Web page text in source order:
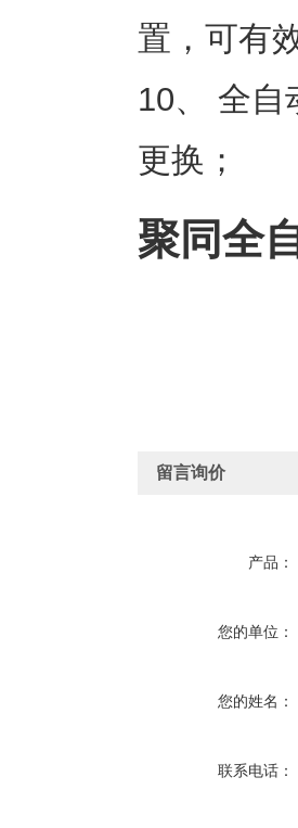
置，可有
10、 全自
更换；
聚同全
留言询价
产品：
您的单位：
您的姓名：
联系电话：